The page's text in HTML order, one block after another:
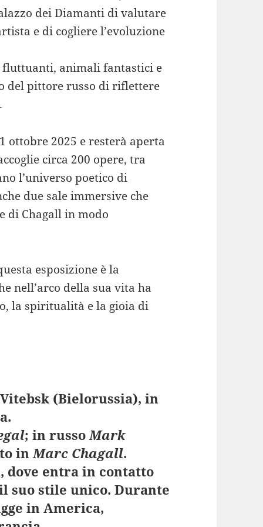
dei Diamanti di valutare
e di cogliere l’evoluzione
fluttuanti, animali fantastici e
del pittore russo di riflettere
ottobre 2025 e resterà aperta
circa 200 opere, tra
l’universo poetico di
due sale immersive che
di Chagall in modo
esposizione è la
nell’arco della sua vita ha
la spiritualità e la gioia di
(Bielorussia), in
; in russoMark
inMarc Chagall.
dove entra in contatto
suo stile unico. Durante
in America,